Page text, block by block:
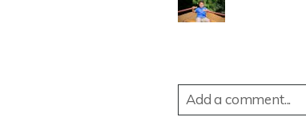
Add a comment...